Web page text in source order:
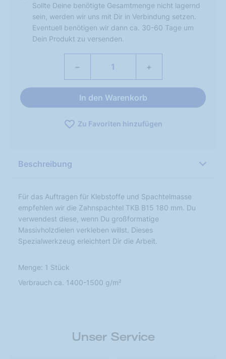
Sollte Deine benötigte Gesamtmenge nicht lagernd
sein, werden wir uns mit Dir in Verbindung setzen.
Eventuell benötigen wir dann ca. 30-60 Tage um
Dein Produkt zu versenden.
− +
In den Warenkorb
Zu Favoriten hinzufügen
Beschreibung
Für das Auftragen für Klebstoffe und Spachtelmasse
empfehlen wir die Zahnspachtel TKB B15 180 mm. Du
verwendest diese, wenn Du großformatige
Massivholzdielen verkleben willst. Dieses
Spezialwerkzeug erleichtert Dir die Arbeit.
Menge: 1 Stück
Verbrauch ca. 1400-1500 g/m²
Unser Service